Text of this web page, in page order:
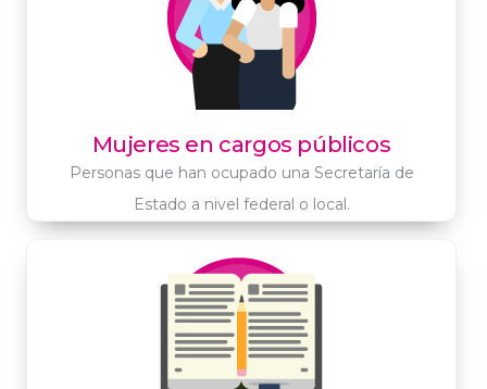
Mujeres en cargos públicos
Personas que han ocupado una Secretaría de
Estado a nivel federal o local.